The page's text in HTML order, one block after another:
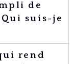
de
suis-je
rend